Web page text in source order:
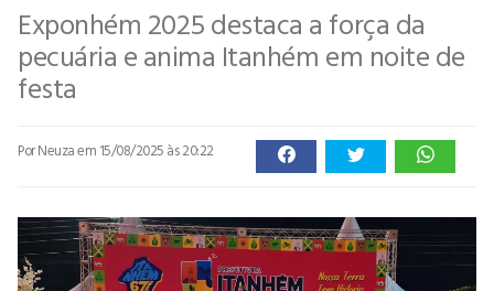
Exponhém 2025 destaca a força da
pecuária e anima Itanhém em noite de
festa
Por Neuzaem 15/08/2025 às 20:22